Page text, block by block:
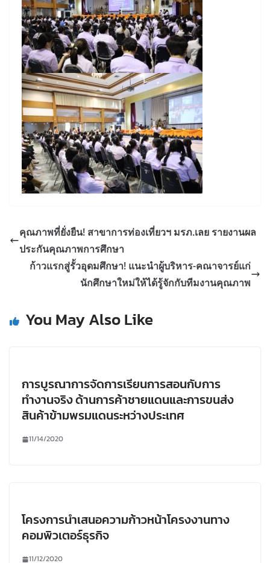
คุณภาพที่ยั่งยืน! สาขาการท่องเที่ยวฯ มรภ.เลย รายงานผล
ประกันคุณภาพการศึกษา
ก้าวแรกสู่รั้วอุดมศึกษา! แนะนำผู้บริหาร-คณาจารย์แก่
นักศึกษาใหม่ให้ได้รู้จักกับทีมงานคุณภาพ
You May Also Like
การบูรณาการจัดการเรียนการสอนกับการ
ทำงานจริง ด้านการค้าชายแดนและการขนส่ง
สินค้าข้ามพรมแดนระหว่างประเทศ
11/14/2020
โครงการนำเสนอความก้าวหน้าโครงงานทาง
คอมพิวเตอร์ธุรกิจ
11/12/2020